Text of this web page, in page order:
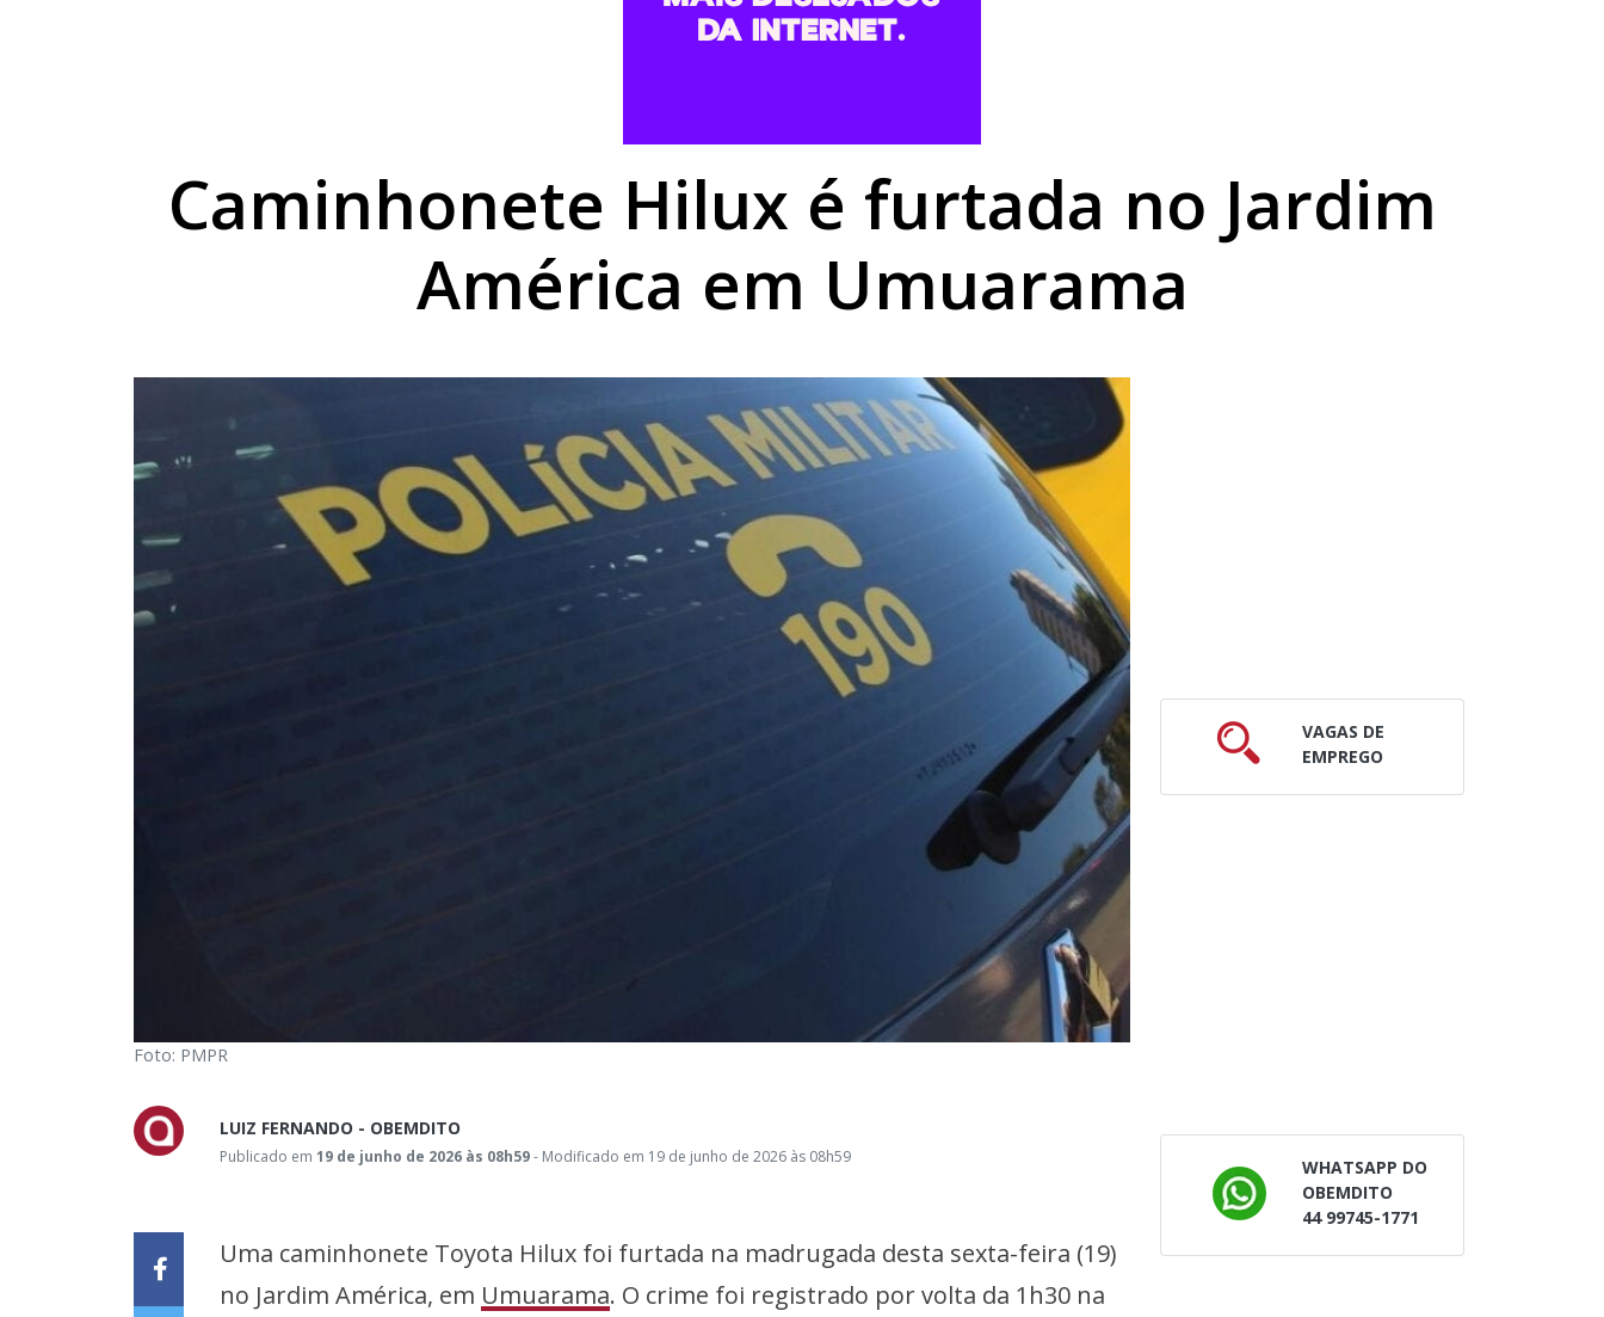
Anvisa manda recolher todos os suplementos de empresa após irregularidades
Caminhonete Hilux é furtada no Jardim
América em Umuarama
Foto: PMPR
LUIZ FERNANDO - OBEMDITO
Publicado em19 de junho de 2026 às 08h59- Modificado em 19 de junho de 2026 às 08h59
Uma caminhonete Toyota Hilux foi furtada na madrugada desta sexta-feira (19)
no Jardim América, em Umuarama. O crime foi registrado por volta da 1h30 na
VAGAS DE
EMPREGO
WHATSAPP DO
OBEMDITO
44 99745-1771